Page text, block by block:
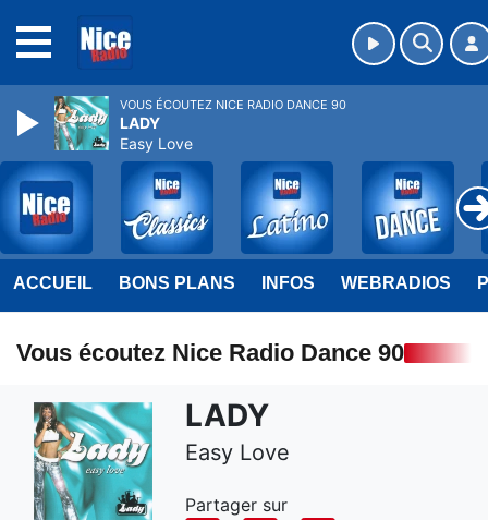
ACCUEIL BONS PLANS INFOS WEBRADIOS
Vous écoutez Nice Radio Dance 90
LADY
Easy Love
Partager sur
VOUS ÉCOUTEZ NICE RADIO DANCE 90
LADY
Easy Love